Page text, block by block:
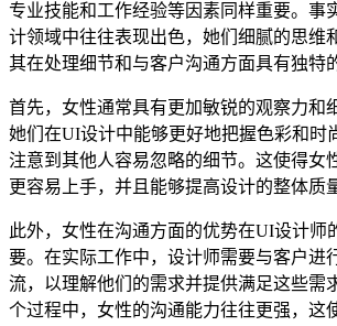
专业技能和工作经验等因素同样重要。事
计领域中往往表现出色，她们细腻的思维
其在处理细节和与客户沟通方面具有独特
首先，女性通常具有更加敏锐的观察力和
她们在UI设计中能够更好地把握色彩和时
注意到其他人容易忽略的细节。这使得女
更容易上手，并且能够提高设计的整体质
此外，女性在沟通方面的优势在UI设计师
要。在实际工作中，设计师需要与客户进
流，以理解他们的需求并提供满足这些需
个过程中，女性的沟通能力往往更强，这